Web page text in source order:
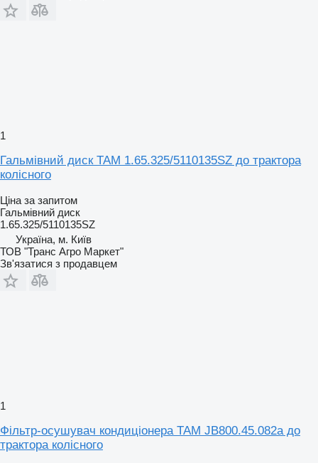
1
Гальмівний диск TAM 1.65.325/5110135SZ до трактора
колісного
Ціна за запитом
Гальмівний диск
1.65.325/5110135SZ
Україна, м. Київ
ТОВ "Транс Агро Маркет"
Зв'язатися з продавцем
1
Фільтр-осушувач кондиціонера TAM JB800.45.082a до
трактора колісного